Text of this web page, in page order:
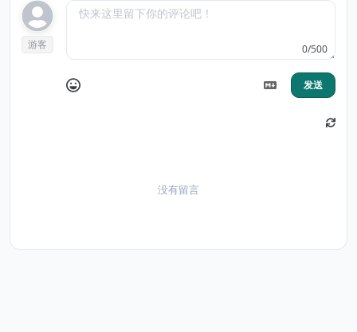
游客 0/500
发送
没有留言